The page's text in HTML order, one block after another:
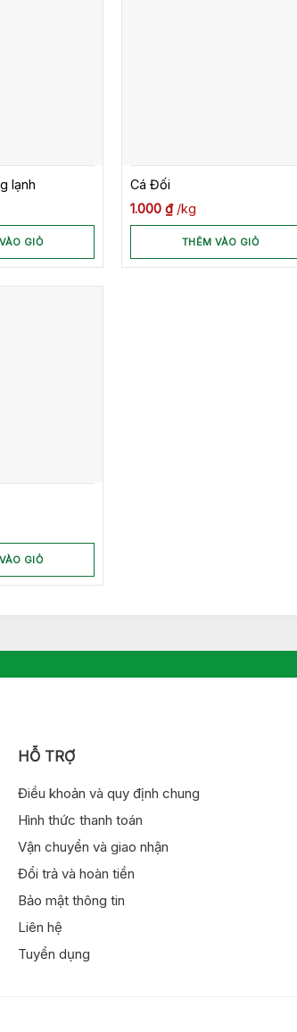
lạnh
GIỎ
Cá Đối
1.000 ₫ kg
THÊM VÀO GIỎ
GIỎ
HỖ TRỢ
Điều khoản và quy định chung
Hình thức thanh toán
Vận chuyển và giao nhận
Đổi trả và hoàn tiền
Bảo mật thông tin
Liên hệ
Tuyển dụng